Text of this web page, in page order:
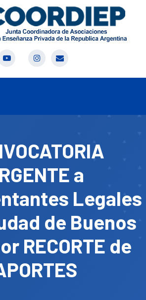
a
Legales
de Buenos
RECORTE de